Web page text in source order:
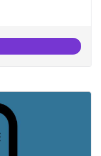
software lliure